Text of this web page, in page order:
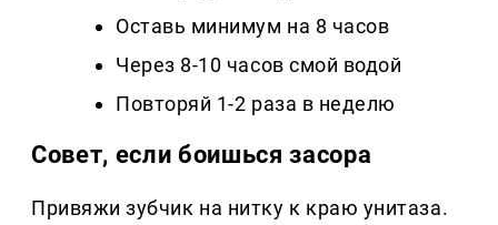
Оставь минимум на 8 часов
Через 8-10 часов смой водой
Повторяй 1-2 раза в неделю
Совет, если боишься засора
Привяжи зубчик на нитку к краю унитаза.